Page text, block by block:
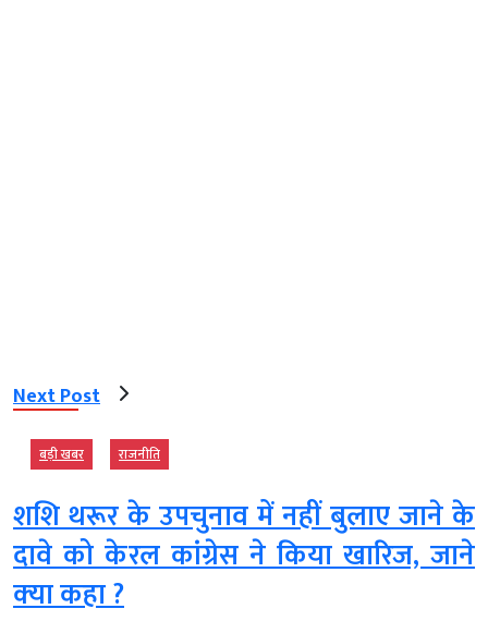
Next Post
बड़ी खबर राजनीति
शशि थरूर के उपचुनाव में नहीं बुलाए जाने के
दावे को केरल कांग्रेस ने किया खारिज, जाने
क्‍या कहा ?